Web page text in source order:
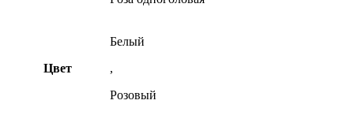
Цвет
Белый
,
Розовый